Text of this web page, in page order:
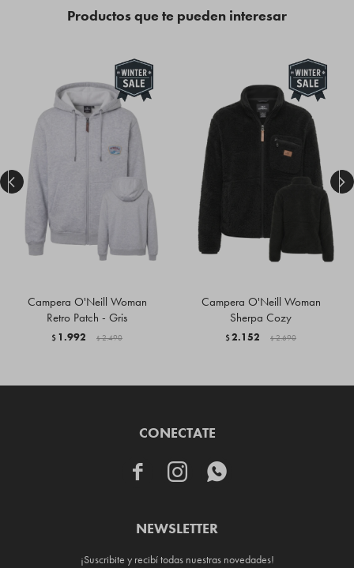
Productos que te pueden interesar
Campera O'Neill Woman
Retro Patch - Gris
$ 1.992 $ 2.490
Campera O'Neill Woman
Sherpa Cozy
$2.152 $ 2.690
 
CONECTATE
  
NEWSLETTER
¡Suscribite y recibí todas nuestras novedades!